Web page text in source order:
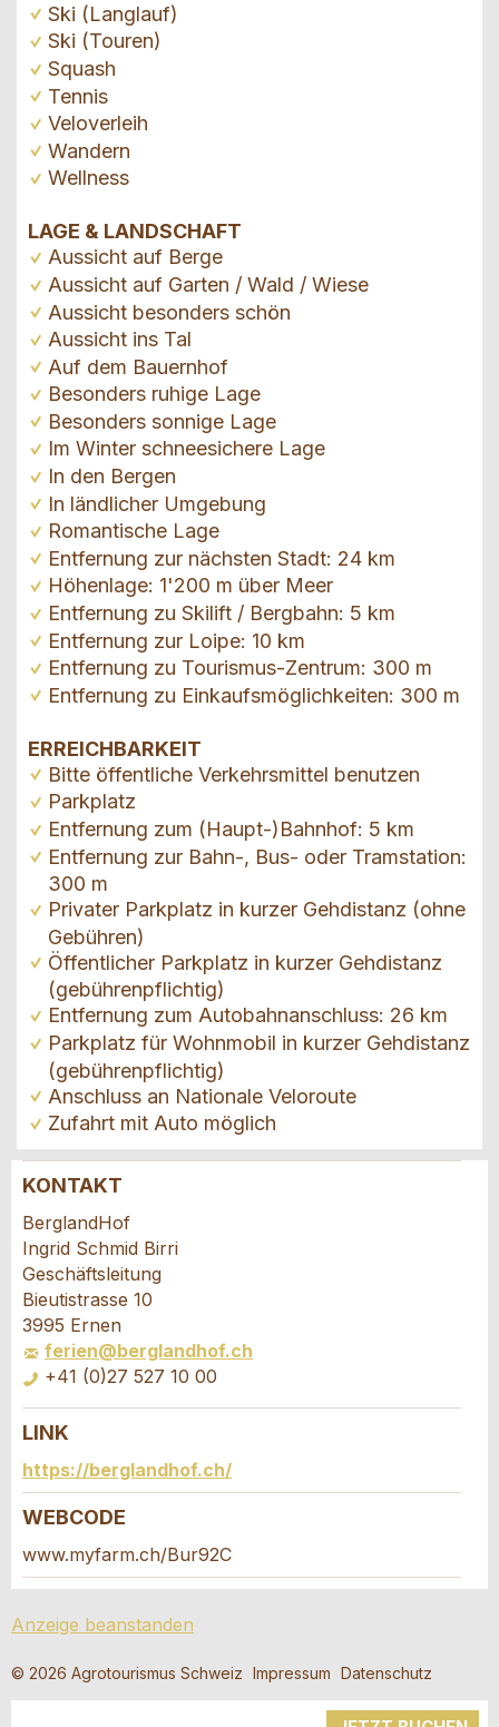
Ski (Langlauf)
Ski (Touren)
Squash
Tennis
Veloverleih
Wandern
Wellness
LAGE & LANDSCHAFT
Aussicht auf Berge
Aussicht auf Garten / Wald / Wiese
Aussicht besonders schön
Aussicht ins Tal
Auf dem Bauernhof
Besonders ruhige Lage
Besonders sonnige Lage
Im Winter schneesichere Lage
In den Bergen
In ländlicher Umgebung
Romantische Lage
Entfernung zur nächsten Stadt: 24 km
Höhenlage: 1'200 m über Meer
Entfernung zu Skilift / Bergbahn: 5 km
Entfernung zur Loipe: 10 km
Entfernung zu Tourismus-Zentrum: 300 m
Entfernung zu Einkaufsmöglichkeiten: 300 m
ERREICHBARKEIT
Bitte öffentliche Verkehrsmittel benutzen
Parkplatz
Entfernung zum (Haupt-)Bahnhof: 5 km
Entfernung zur Bahn-, Bus- oder Tramstation:
300 m
Privater Parkplatz in kurzer Gehdistanz (ohne
Gebühren)
Öffentlicher Parkplatz in kurzer Gehdistanz
(gebührenpflichtig)
Entfernung zum Autobahnanschluss: 26 km
Parkplatz für Wohnmobil in kurzer Gehdistanz
(gebührenpflichtig)
Anschluss an Nationale Veloroute
Zufahrt mit Auto möglich
Anzeige beanstanden
Ihr Feedback wird sehr geschätzt!
Allgemeines Feedback
Anzeige nicht mehr gültig
Anzeige unvollständig
Nachricht
Anzeige weiterempfehlen
Empfehlen Sie diese Anzeige an Freunde weiter.
* Eingabe erforderlich
ANZEIGE WEITEREMPFEHLEN
Schliessen
KONTAKT
BerglandHof
Ingrid Schmid Birri
Geschäftsleitung
Bieutistrasse 10
3995 Ernen
ferien@berglandhof.ch
+41 (0)27 527 10 00
Buchungsanfrage
Verfassen Sie eine Nachricht für die
Kontaktpersonen dieser Anzeige.
AUGUST 2026
Sa So
Abreise
öffnen
LINK
https://berglandhof.ch/
WEBCODE
www.myfarm.ch/Bur92C
Anzeige beanstanden
© 2026 Agrotourismus Schweiz Impressum Datenschutz